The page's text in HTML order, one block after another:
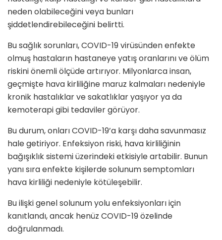
neden olabileceğini veya bunları
şiddetlendirebileceğini belirtti.
Bu sağlık sorunları, COVID-19 virüsünden enfekte
olmuş hastaların hastaneye yatış oranlarınıveölüm
riskiniönemliölçüde artırıyor. Milyonlarca insan,
geçmişte hava kirliliğine maruz kalmaları nedeniyle
kronik hastalıklar ve sakatlıklar yaşıyor ya da
kemoterapi gibi tedaviler görüyor.
Bu durum, onlarıCOVID-19’a karşı daha savunmasız
hale getiriyor. Enfeksiyon riski, hava kirliliğinin
bağışıklık sistemi üzerindeki etkisiyle artabilir. Bunun
yanı sıra enfekte kişilerde solunum semptomları
hava kirliliği nedeniyle kötüleşebilir.
Bu ilişki genel solunum yolu enfeksiyonları için
kanıtlandı, ancak henüz COVID-19özelinde
doğrulanmadı.